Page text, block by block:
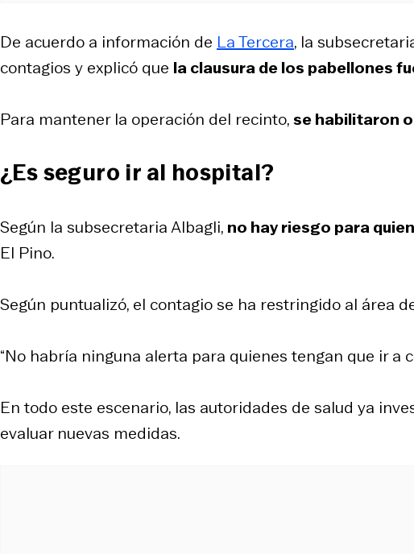
De acuerdo a información de La Tercera, la
contagios y explicó que la clausura de los pabellones
Para mantener la operación del recinto,se habilitaron
¿Es seguro ir al hospital?
Según la subsecretaria Albagli, no hay riesgo para
El Pino.
Según puntualizó, el contagio se ha restringido al área
“No habría ninguna alerta para quienes tengan que ir a
En todo este escenario, las autoridades de salud ya
evaluar nuevas medidas.